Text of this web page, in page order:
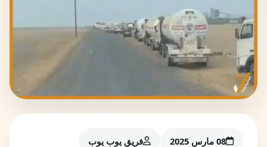
08 مارس 2025 فريق يوب يوب